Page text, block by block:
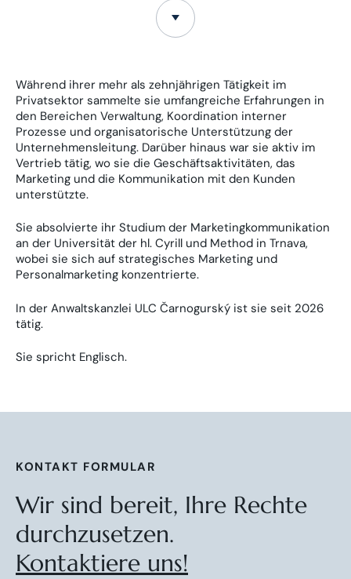
Während ihrer mehr als zehnjährigen Tätigkeit im
Privatsektor sammelte sie umfangreiche Erfahrungen in
den Bereichen Verwaltung, Koordination interner
Prozesse und organisatorische Unterstützung der
Unternehmensleitung. Darüber hinaus war sie aktiv im
Vertrieb tätig, wo sie die Geschäftsaktivitäten, das
Marketing und die Kommunikation mit den Kunden
unterstützte.
Sie absolvierte ihr Studium der Marketingkommunikation
an der Universität der hl. Cyrill und Method in Trnava,
wobei sie sich auf strategisches Marketing und
Personalmarketing konzentrierte.
In der Anwaltskanzlei ULC Čarnogurský ist sie seit 2026
tätig.
Sie spricht Englisch.
KONTAKT FORMULAR
Wir sind bereit, Ihre Rechte
durchzusetzen.
Kontaktiere uns!